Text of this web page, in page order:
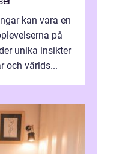
kan vara en
på
unika insikter
och världs...